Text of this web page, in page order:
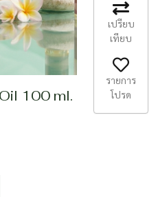
100 ml.
เปรียบ
เทียบ
รายการ
โปรด